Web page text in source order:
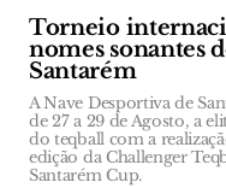
Torneio
nomes sonantes
Santarém
A Nave Desportiva de
de 27 a 29 de Agosto, a
do teqball com a
edição da Challenger
Santarém Cup.